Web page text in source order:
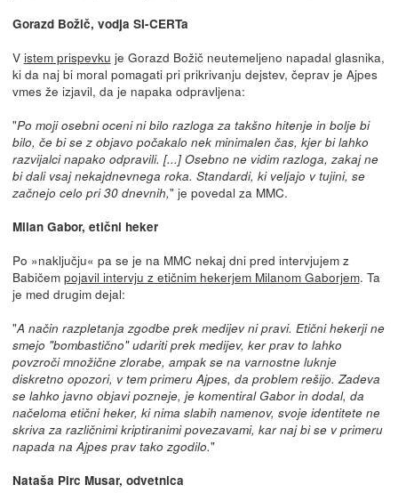
Gorazd Božič, vodja SI-CERTa
V istem prispevku je Gorazd Božič neutemeljeno napadal glasnika,
ki da naj bi moral pomagati pri prikrivanju dejstev, čeprav je Ajpes
vmes že izjavil, da je napaka odpravljena:
"Po moji osebni oceni ni bilo razloga za takšno hitenje in bolje bi
bilo, če bi se z objavo počakalo nek minimalen čas, kjer bi lahko
razvijalci napako odpravili. [...] Osebno ne vidim razloga, zakaj ne
bi dali vsaj nekajdnevnega roka. Standardi, ki veljajo v tujini, se
začnejo celo pri 30 dnevnih," je povedal za MMC.
Milan Gabor, etični heker
Po »naključju« pa se je na MMC nekaj dni pred intervjujem z
Babičem pojavil intervju z etičnim hekerjem Milanom Gaborjem. Ta
je med drugim dejal:
"A način razpletanja zgodbe prek medijev ni pravi. Etični hekerji ne
smejo "bombastično" udariti prek medijev, ker prav to lahko
povzroči množične zlorabe, ampak se na varnostne luknje
diskretno opozori, v tem primeru Ajpes, da problem rešijo. Zadeva
se lahko javno objavi pozneje, je komentiral Gabor in dodal, da
načeloma etični heker, ki nima slabih namenov, svoje identitete ne
skriva za različnimi kriptiranimi povezavami, kar naj bi se v primeru
napada na Ajpes prav tako zgodilo."
Nataša Pirc Musar, odvetnica